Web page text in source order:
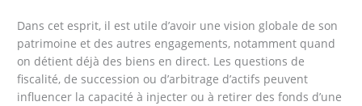
Dans cet esprit, il est utile d’avoir une vision globale de son
patrimoine et des autres engagements, notamment quand
on détient déjà des biens en direct. Les questions de
fiscalité, de succession ou d’arbitrage d’actifs peuvent
influencer la capacité à injecter ou à retirer des fonds d’une